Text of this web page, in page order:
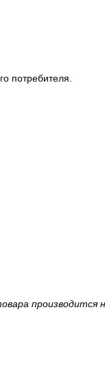
потребителя.
производится